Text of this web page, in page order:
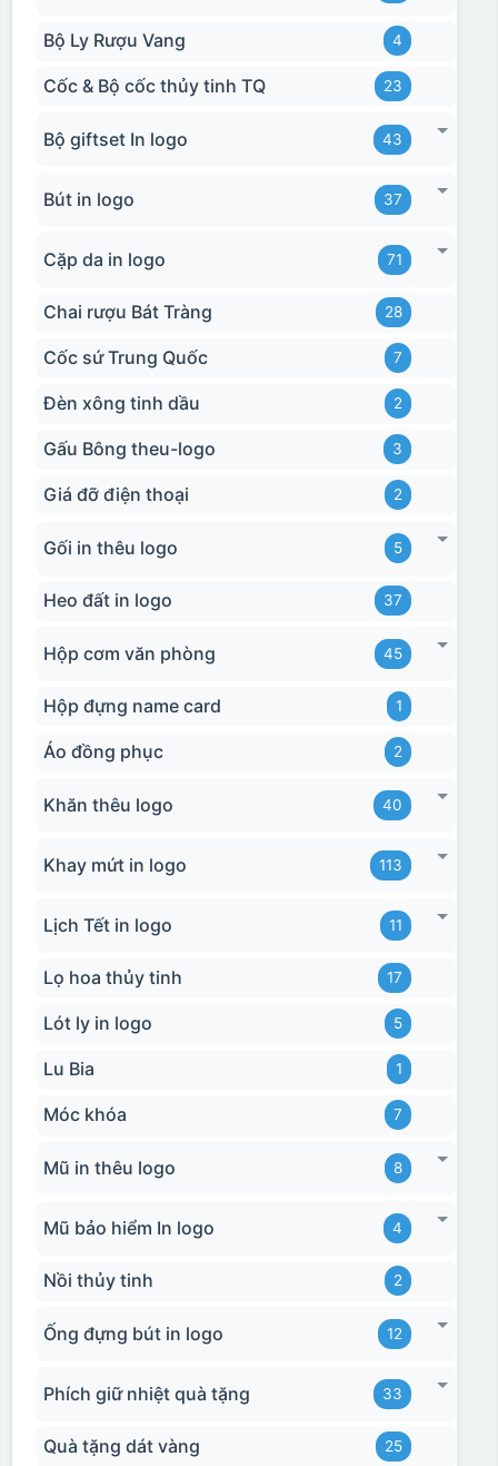
Bộ Ly Rượu Vang 4
Cốc & Bộ cốc thủy tinh TQ 23
Bộ giftset In logo 43
Bút in logo 37
Cặp da in logo 71
Chai rượu Bát Tràng 28
Cốc sứ Trung Quốc 7
Đèn xông tinh dầu 2
Gấu Bông theu-logo 3
Giá đỡ điện thoại 2
Gối in thêu logo 5
Heo đất in logo 37
Hộp cơm văn phòng 45
Hộp đựng name card 1
Áo đồng phục 2
Khăn thêu logo 40
Khay mứt in logo 113
Lịch Tết in logo 11
Lọ hoa thủy tinh 17
Lót ly in logo 5
Lu Bia 1
Móc khóa 7
Mũ in thêu logo 8
Mũ bảo hiểm In logo 4
Nồi thủy tinh 2
Ống đựng bút in logo 12
Phích giữ nhiệt quà tặng 33
Quà tặng dát vàng 25